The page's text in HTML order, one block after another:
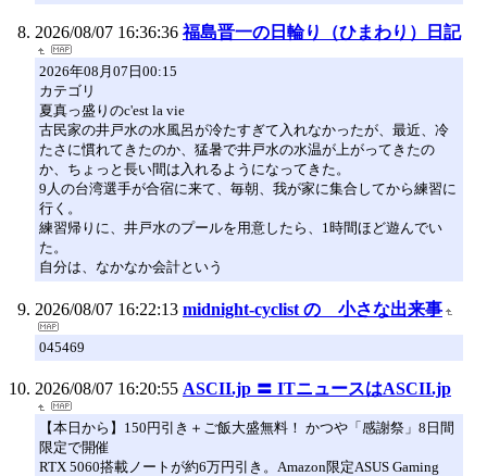
2026/08/07 16:36:36 福島晋一の日輪り（ひまわり）日記
2026年08月07日00:15
カテゴリ
夏真っ盛りのc'est la vie
古民家の井戸水の水風呂が冷たすぎて入れなかったが、最近、冷
たさに慣れてきたのか、猛暑で井戸水の水温が上がってきたの
か、ちょっと長い間は入れるようになってきた。
9人の台湾選手が合宿に来て、毎朝、我が家に集合してから練習に
行く。
練習帰りに、井戸水のプールを用意したら、1時間ほど遊んでい
た。
自分は、なかなか会計という
2026/08/07 16:22:13 midnight-cyclist の 小さな出来事
045469
2026/08/07 16:20:55 ASCII.jp 〓 ITニュースはASCII.jp
【本日から】150円引き＋ご飯大盛無料！ かつや「感謝祭」8日間
限定で開催
RTX 5060搭載ノートが約6万円引き。Amazon限定ASUS Gaming